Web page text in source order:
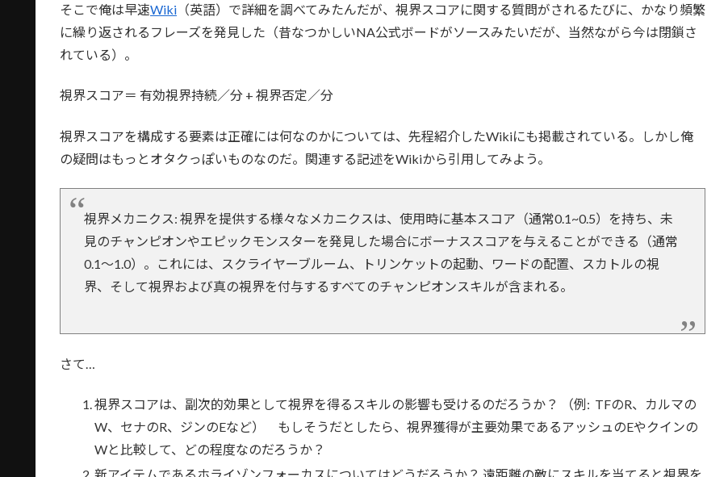
そこで俺は早速Wiki （英語）で詳細を調べてみたんだが、視界スコアに関する質問がされるたびに、かなり頻繁
に繰り返されるフレーズを発見した（昔なつかしいNA公式ボードがソースみたいだが、当然ながら今は閉鎖さ
れている）。
視界スコア＝ 有効視界持続／分 + 視界否定／分
視界スコアを構成する要素は正確には何なのかについては、先程紹介したWikiにも掲載されている。しかし俺
の疑問はもっとオタクっぽいものなのだ。関連する記述をWikiから引用してみよう。
視界メカニクス: 視界を提供する様々なメカニクスは、使用時に基本スコア（通常0.1~0.5）を持ち、未
見のチャンピオンやエピックモンスターを発見した場合にボーナススコアを与えることができる（通常
0.1〜1.0）。これには、スクライヤーブルーム、トリンケットの起動、ワードの配置、スカトルの視
界、そして視界および真の視界を付与するすべてのチャンピオンスキルが含まれる。
さて…
視界スコアは、副次的効果として視界を得るスキルの影響も受けるのだろうか？ （例: TFのR、カルマの
W、セナのR、ジンのEなど） もしそうだとしたら、視界獲得が主要効果であるアッシュのEやクインの
Wと比較して、どの程度なのだろうか？